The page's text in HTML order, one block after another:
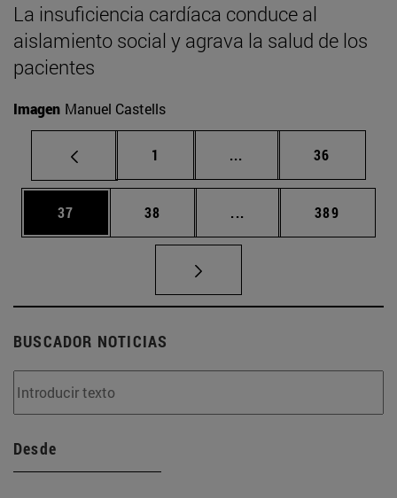
La insuficiencia cardíaca conduce al
aislamiento social y agrava la salud de los
pacientes
Imagen Manuel Castells
Página
1 ... Páginas intermedias
Página
36
Página
37 Página
38 ... Páginas intermedias
Página
389
BUSCADOR NOTICIAS
Desde